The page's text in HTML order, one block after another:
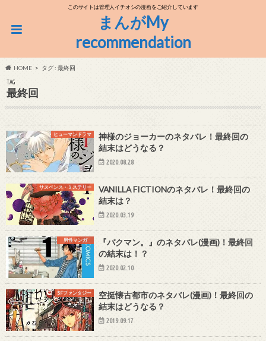
このサイトは管理人イチオシの漫画をご紹介しています
まんがMy
recommendation
HOME タグ : 最終回
TAG
最終回
ヒューマンドラマ
神様のジョーカーのネタバレ！最終回の
結末はどうなる？
2020.08.28
サスペンス・ミステリー
VANILLA FICTIONのネタバレ！最終回の
結末は？
2020.03.19
男性マンガ
『バクマン。』のネタバレ(漫画)！最終回
の結末は！？
2020.02.10
SFファンタジー
空挺懐古都市のネタバレ(漫画)！最終回の
結末はどうなる？
2019.09.17